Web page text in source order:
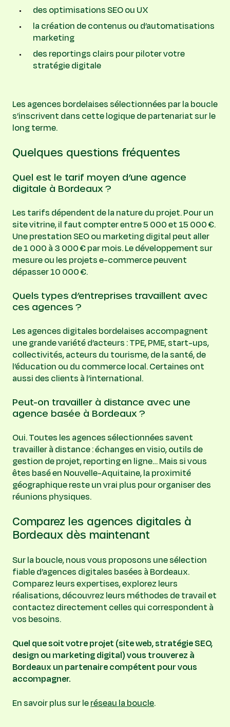
des optimisations SEO ou UX
la création de contenus ou d’automatisations
marketing
des reportings clairs pour piloter votre
stratégie digitale
Les agences bordelaises sélectionnées par la boucle
s’inscrivent dans cette logique de partenariat sur le
long terme.
Quelques questions fréquentes
Quel est le tarif moyen d’une agence
digitale à Bordeaux ?
Les tarifs dépendent de la nature du projet. Pour un
site vitrine, il faut compter entre 5 000 et 15 000 €.
Une prestation SEO ou marketing digital peut aller
de 1 000 à 3 000 € par mois. Le développement sur
mesure ou les projets e-commerce peuvent
dépasser 10 000 €.
Quels types d’entreprises travaillent avec
ces agences ?
Les agences digitales bordelaises accompagnent
une grande variété d’acteurs : TPE, PME, start-ups,
collectivités, acteurs du tourisme, de la santé, de
l’éducation ou du commerce local. Certaines ont
aussi des clients à l’international.
Peut-on travailler à distance avec une
agence basée à Bordeaux ?
Oui. Toutes les agences sélectionnées savent
travailler à distance : échanges en visio, outils de
gestion de projet, reporting en ligne… Mais si vous
êtes basé en Nouvelle-Aquitaine, la proximité
géographique reste un vrai plus pour organiser des
réunions physiques.
Comparez les agences digitales à
Bordeaux dès maintenant
Sur la boucle, nous vous proposons une sélection
fiable d’agences digitales basées à Bordeaux.
Comparez leurs expertises, explorez leurs
réalisations, découvrez leurs méthodes de travail et
contactez directement celles qui correspondent à
vos besoins.
Quel que soit votre projet (site web, stratégie SEO,
design ou marketing digital) vous trouverez à
Bordeaux un partenaire compétent pour vous
accompagner.
En savoir plus sur leréseau la boucle.